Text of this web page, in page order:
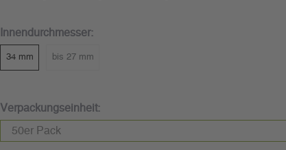
Innendurchmesser:
34 mm bis 27 mm
Verpackungseinheit: